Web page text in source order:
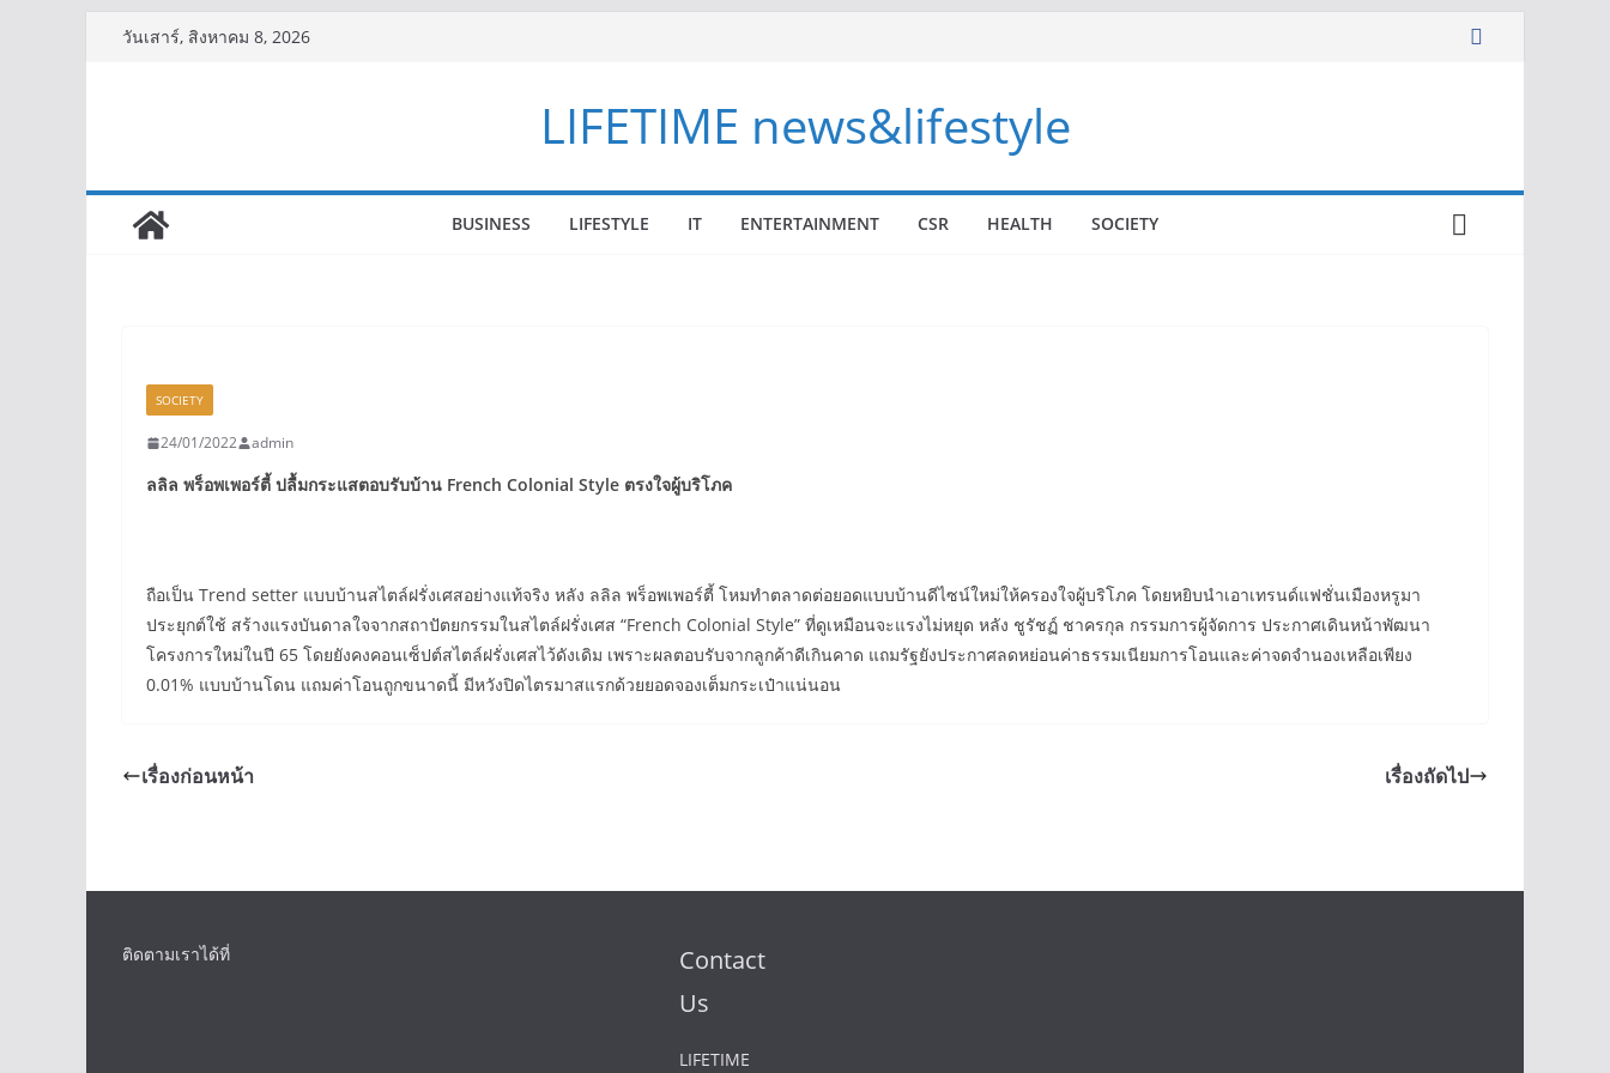
วันเสาร์, สิงหาคม 8, 2026
LIFETIME news&lifestyle
BUSINESS LIFESTYLE IT ENTERTAINMENT CSR HEALTH SOCIETY
SOCIETY
24/01/2022 admin
ลลิล พร็อพเพอร์ตี้ ปลื้มกระแสตอบรับบ้าน French Colonial Style ตรงใจผู้บริโภค
ถือเป็น Trend setter แบบบ้านสไตล์ฝรั่งเศสอย่างแท้จริง หลัง ลลิล พร็อพเพอร์ตี้ โหมทำตลาดต่อยอดแบบบ้านดีไซน์ใหม่ให้ครองใจผู้บริโภค โดยหยิบนำเอาเทรนด์แฟชั่นเมืองหรูมา
ประยุกต์ใช้ สร้างแรงบันดาลใจจากสถาปัตยกรรมในสไตล์ฝรั่งเศส “French Colonial Style” ที่ดูเหมือนจะแรงไม่หยุด หลัง ชูรัชฏ์ ชาครกุล กรรมการผู้จัดการ ประกาศเดินหน้าพัฒนา
โครงการใหม่ในปี 65 โดยยังคงคอนเซ็ปต์สไตล์ฝรั่งเศสไว้ดังเดิม เพราะผลตอบรับจากลูกค้าดีเกินคาด แถมรัฐยังประกาศลดหย่อนค่าธรรมเนียมการโอนและค่าจดจำนองเหลือเพียง
0.01% แบบบ้านโดน แถมค่าโอนถูกขนาดนี้ มีหวังปิดไตรมาสแรกด้วยยอดจองเต็มกระเป๋าแน่นอน
เรื่องก่อนหน้า เรื่องถัดไป
ติดตามเราได้ที่
Contact
Us
LIFETIME